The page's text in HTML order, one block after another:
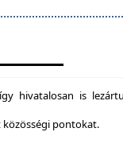
hivatalosan is
közösségi pontokat.